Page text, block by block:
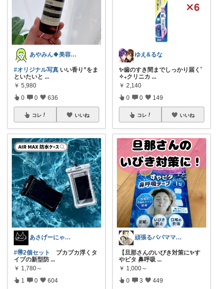
あやみん🍀美容×健康×子ども
#オリジナル写真 いい香り”をま
といたいと ...
￥ 5,980
0 0 636
コレ いいね
あさげーにゃ🐈‍⬛✨
#🉐2個セット
プカプカ浮くタ
イプの新型防 ...
￥ 1,780～
1 0 604
ゆえ&るな
✨歯のすき間までしっかり届く˚
✧₊クリニカ ...
￥ 2,140
0 0 149
コレ いいね
頑張るパパママ応援隊@育児・子供用品紹介
【旦那さんのいびき対策に✨す
やピタ 鼻呼吸 ...
￥ 1,000～
0 3 449